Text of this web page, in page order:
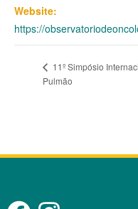
Website:
https://
11º Simpósio
Pulmão